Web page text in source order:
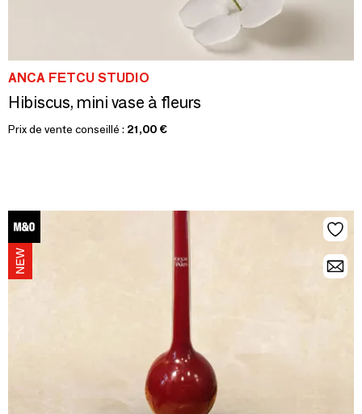
ANCA FETCU STUDIO
Hibiscus, mini vase à fleurs
Prix de vente conseillé : 21,00 €